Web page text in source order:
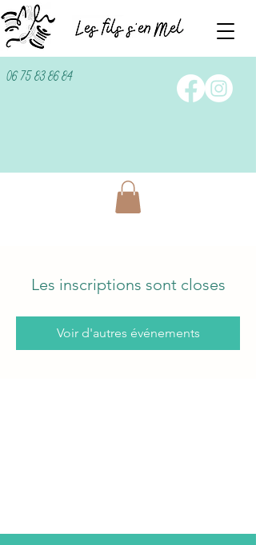
06 75 83 86 84
Les inscriptions sont closes
Voir d'autres événements